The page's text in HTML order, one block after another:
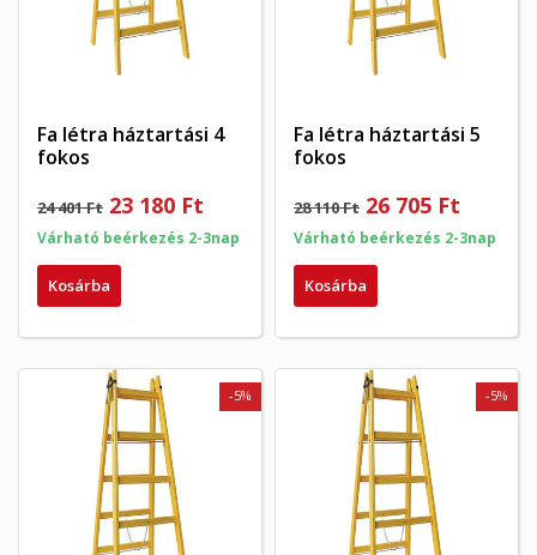
Fa létra háztartási 4
fokos
24 401 Ft 23 180 Ft
Várható beérkezés 2-3nap
Kosárba
Fa létra háztartási 5
fokos
28 110 Ft 26 705 Ft
Várható beérkezés 2-3nap
Kosárba
-5% -5%
((modalTitle))
Kívánságlista létrehozása
Kívánságlista neve
Bejelentkezés
Be kell jelentkezned a termékek kívánságlistába történő